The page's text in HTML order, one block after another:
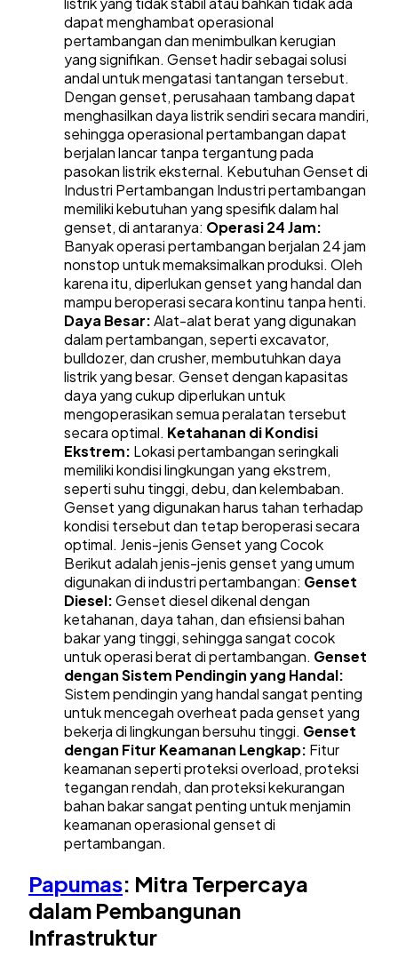
dapat menghambat operasional
pertambangan dan menimbulkan kerugian
yang signifikan. Genset hadir sebagai solusi
andal untuk mengatasi tantangan tersebut.
Dengan genset, perusahaan tambang dapat
menghasilkan daya listrik sendiri secara mandiri,
sehingga operasional pertambangan dapat
berjalan lancar tanpa tergantung pada
pasokan listrik eksternal. Kebutuhan Genset di
Industri Pertambangan Industri pertambangan
memiliki kebutuhan yang spesifik dalam hal
genset, di antaranya: Operasi 24 Jam:
Banyak operasi pertambangan berjalan 24 jam
nonstop untuk memaksimalkan produksi. Oleh
karena itu, diperlukan genset yang handal dan
mampu beroperasi secara kontinu tanpa henti.
Daya Besar:Alat-alat berat yang digunakan
dalam pertambangan, seperti excavator,
bulldozer, dan crusher, membutuhkan daya
listrik yang besar. Genset dengan kapasitas
daya yang cukup diperlukan untuk
mengoperasikan semua peralatan tersebut
secara optimal. Ketahanan di Kondisi
Ekstrem: Lokasi pertambangan seringkali
memiliki kondisi lingkungan yang ekstrem,
seperti suhu tinggi, debu, dan kelembaban.
Genset yang digunakan harus tahan terhadap
kondisi tersebut dan tetap beroperasi secara
optimal. Jenis-jenis Genset yang Cocok
Berikut adalah jenis-jenis genset yang umum
digunakan di industri pertambangan: Genset
Diesel:Genset diesel dikenal dengan
ketahanan, daya tahan, dan efisiensi bahan
bakar yang tinggi, sehingga sangat cocok
untuk operasi berat di pertambangan. Genset
dengan Sistem Pendingin yang Handal:
Sistem pendingin yang handal sangat penting
untuk mencegah overheat pada genset yang
bekerja di lingkungan bersuhu tinggi. Genset
dengan Fitur Keamanan Lengkap: Fitur
keamanan seperti proteksi overload, proteksi
tegangan rendah, dan proteksi kekurangan
bahan bakar sangat penting untuk menjamin
keamanan operasional genset di
pertambangan.
Papumas: Mitra Terpercaya
dalam Pembangunan
Infrastruktur